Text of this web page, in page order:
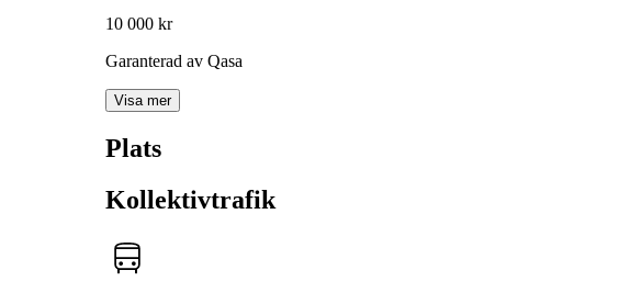
10 000 kr
Garanterad av Qasa
Visa mer
Plats
Kollektivtrafik